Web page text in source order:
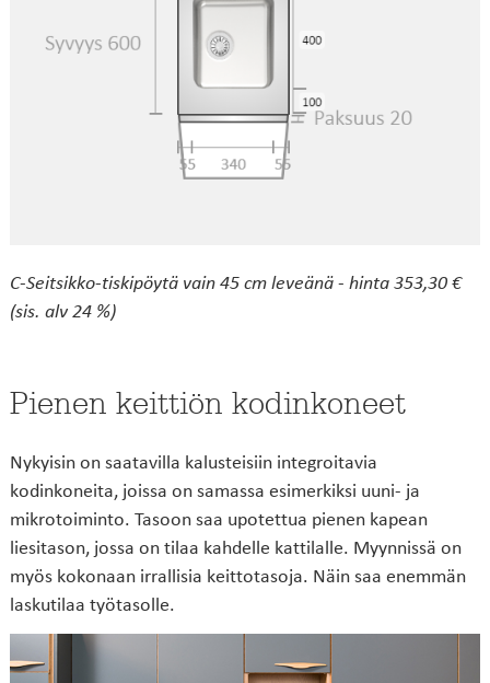
C-Seitsikko-tiskipöytä vain 45 cm leveänä - hinta 353,30 €
(sis. alv 24 %)
Pienen keittiön kodinkoneet
Nykyisin on saatavilla kalusteisiin integroitavia
kodinkoneita, joissa on samassa esimerkiksi uuni- ja
mikrotoiminto. Tasoon saa upotettua pienen kapean
liesitason, jossa on tilaa kahdelle kattilalle. Myynnissä on
myös kokonaan irrallisia keittotasoja. Näin saa enemmän
laskutilaa työtasolle.